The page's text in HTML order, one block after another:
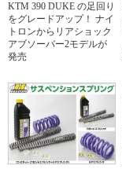
KTM 390 DUKE の足回り
をグレードアップ！ ナイ
トロンからリアショック
アブソーバー2モデルが
発売